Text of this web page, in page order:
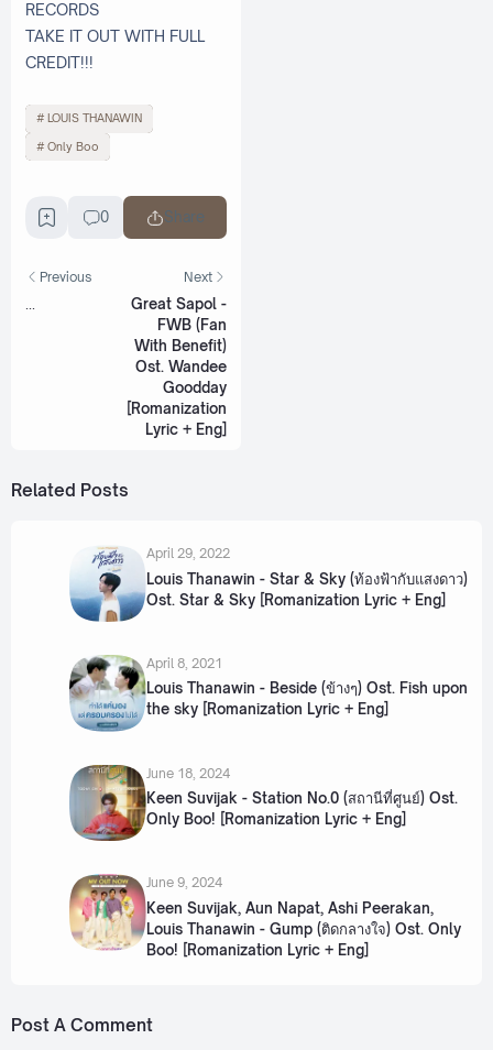
RECORDS
TAKE IT OUT WITH FULL
CREDIT!!!
LOUIS THANAWIN
Only Boo
0 Share
Previous Next
Great Sapol -
FWB (Fan
With Benefit)
Ost. Wandee
Goodday
[Romanization
Lyric + Eng]
Related Posts
April 29, 2022
Louis Thanawin - Star & Sky (ท้องฟ้ากับแสงดาว)
Ost. Star & Sky [Romanization Lyric + Eng]
April 8, 2021
Louis Thanawin - Beside (ข้างๆ) Ost. Fish upon
the sky [Romanization Lyric + Eng]
June 18, 2024
Keen Suvijak - Station No.0 (สถานีที่ศูนย์) Ost.
Only Boo! [Romanization Lyric + Eng]
June 9, 2024
Keen Suvijak, Aun Napat​, Ashi Peerakan,
Louis Thanawin - Gump (ติดกลางใจ) Ost. Only
Boo! [Romanization Lyric + Eng]
Post A Comment